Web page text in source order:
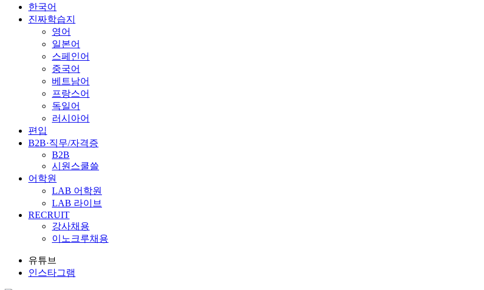
한국어
진짜학습지
영어
일본어
스페인어
중국어
베트남어
프랑스어
독일어
러시아어
편입
B2B·직무/자격증
B2B
시원스쿨쓸
어학원
LAB 어학원
LAB 라이브
RECRUIT
강사채용
이노크루채용
유튜브
인스타그램